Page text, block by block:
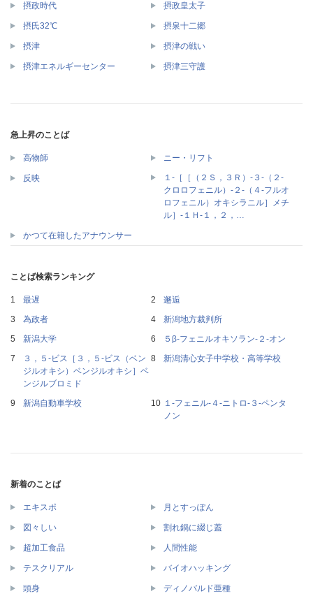
摂政時代 摂政皇太子
摂氏32℃ 摂泉十二郷
摂津 摂津の戦い
摂津エネルギーセンター 摂津三守護
急上昇のことば
高物師 ニー・リフト
反映
１‐［［（２Ｓ，３Ｒ）‐３‐（２‐
クロロフェニル）‐２‐（４‐フルオ
ロフェニル）オキシラニル］メチ
ル］‐１Ｈ‐１，２，…
かつて在籍したアナウンサー
ことば検索ランキング
最遅
邂逅
為政者
新潟地方裁判所
新潟大学
５β‐フェニルオキソラン‐２‐オン
３，５‐ビス［３，５‐ビス（ベン
ジルオキシ）ベンジルオキシ］ベ
ンジルブロミド
新潟清心女子中学校・高等学校
新潟自動車学校
１‐フェニル‐４‐ニトロ‐３‐ペンタ
ノン
新着のことば
エキスポ 月とすっぽん
図々しい 割れ鍋に綴じ蓋
超加工食品 人間性能
テスクリアル バイオハッキング
頭身 ディノバルド亜種